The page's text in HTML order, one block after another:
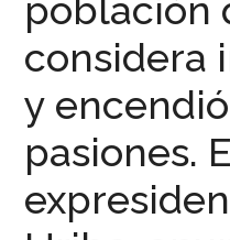
población
considera
y
pasiones.